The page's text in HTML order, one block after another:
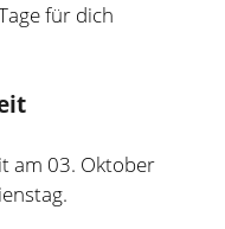
für dich
am 03. Oktober